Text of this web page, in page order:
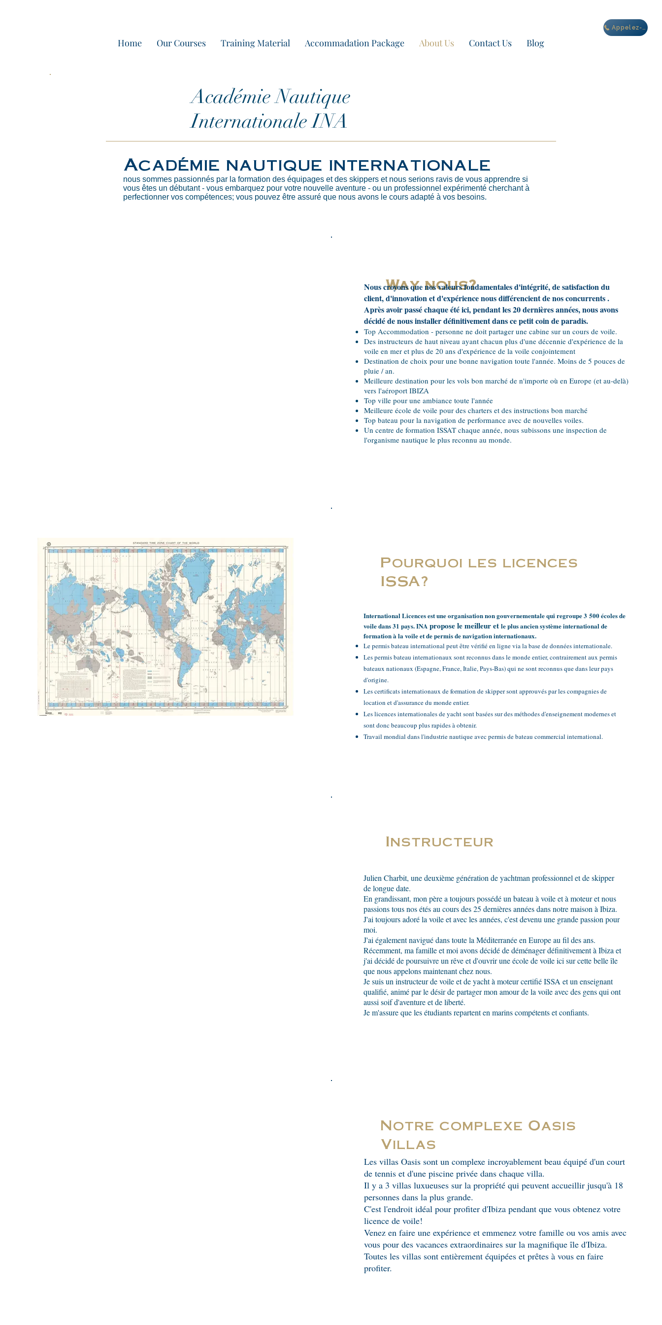
IBIZA
Appelez-nous
Home Our Courses Training Material Accommadation Package About Us Contact Us Blog
Académie Nautique
Internationale INA
Académie nautique internationale
nous sommes passionnés par la formation des équipages et des skippers et nous serions ravis de vous apprendre si
vous êtes un débutant - vous embarquez pour votre nouvelle aventure - ou un professionnel expérimenté cherchant à
perfectionner vos compétences; vous pouvez être assuré que nous avons le cours adapté à vos besoins.
Notre complexe Oasis
Villas
Les villas Oasis sont un complexe incroyablement beau équipé d'un court
de tennis et d'une piscine privée dans chaque villa.
Il y a 3 villas luxueuses sur la propriété qui peuvent accueillir jusqu'à 18
personnes dans la plus grande.
C'est l'endroit idéal pour profiter d'Ibiza pendant que vous obtenez votre
licence de voile!
Venez en faire une expérience et emmenez votre famille ou vos amis avec
vous pour des vacances extraordinaires sur la magnifique île d'Ibiza.
Toutes les villas sont entièrement équipées et prêtes à vous en faire
profiter.
Pourquoi les licences
ISSA?
International Licences est une organisation non gouvernementale qui regroupe 3 500 écoles de
voile dans 31 pays. INA propose le meilleur et le plus ancien système international de
formation à la voile et de permis de navigation internationaux.
Le permis bateau international peut être vérifié en ligne via la base de données internationale.
Les permis bateau internationaux sont reconnus dans le monde entier, contrairement aux permis
bateaux nationaux (Espagne, France, Italie, Pays-Bas) qui ne sont reconnus que dans leur pays
d'origine.
Les certificats internationaux de formation de skipper sont approuvés par les compagnies de
location et d'assurance du monde entier.
Les licences internationales de yacht sont basées sur des méthodes d'enseignement modernes et
sont donc beaucoup plus rapides à obtenir.
Travail mondial dans l'industrie nautique avec permis de bateau commercial international.
Instructeur
Julien Charbit, une deuxième génération de yachtman professionnel et de skipper
de longue date.
En grandissant, mon père a toujours possédé un bateau à voile et à moteur et nous
passions tous nos étés au cours des 25 dernières années dans notre maison à Ibiza.
J'ai toujours adoré la voile et avec les années, c'est devenu une grande passion pour
moi.
J'ai également navigué dans toute la Méditerranée en Europe au fil des ans.
Récemment, ma famille et moi avons décidé de déménager définitivement à Ibiza et
j'ai décidé de poursuivre un rêve et d'ouvrir une école de voile ici sur cette belle île
que nous appelons maintenant chez nous.
Je suis un instructeur de voile et de yacht à moteur certifié ISSA et un enseignant
qualifié, animé par le désir de partager mon amour de la voile avec des gens qui ont
aussi soif d'aventure et de liberté.
Je m'assure que les étudiants repartent en marins compétents et confiants.
Way nous?
Nous croyons que nos valeurs fondamentales d'intégrité, de satisfaction du
client, d'innovation et d'expérience nous différencient de nos concurrents.
Après avoir passé chaque été ici, pendant les 20 dernières années, nous avons
décidé de nous installer définitivement dans ce petit coin de paradis.
Top Accommodation - personne ne doit partager une cabine sur un cours de voile.
Des instructeurs de haut niveau ayant chacun plus d'une décennie d'expérience de la
voile en mer et plus de 20 ans d'expérience de la voile conjointement
Destination de choix pour une bonne navigation toute l'année. Moins de 5 pouces de
pluie / an.
Meilleure destination pour les vols bon marché de n'importe où en Europe (et au-delà)
vers l'aéroport IBIZA
Top ville pour une ambiance toute l'année
Meilleure école de voile pour des charters et des instructions bon marché
Top bateau pour la navigation de performance avec de nouvelles voiles.
Un centre de formation ISSAT chaque année, nous subissons une inspection de
l'organisme nautique le plus reconnu au monde.